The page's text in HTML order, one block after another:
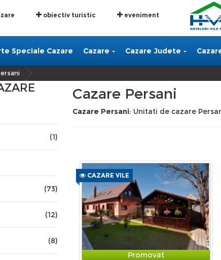
obiectiv turistic eveniment
Speciale Cazare Cazare Cazare Judete
(1)
(73)
(12)
(8)
Cazare Persani
Cazare Persani: Unitati de cazare
CAZARE VILE
Promovat